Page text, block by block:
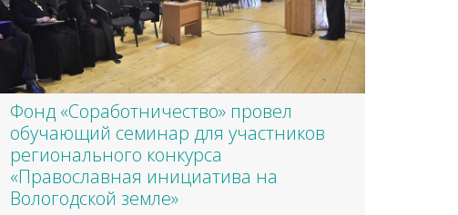
Фонд «Соработничество» провел
обучающий семинар для участников
регионального конкурса
«Православная инициатива на
Вологодской земле»